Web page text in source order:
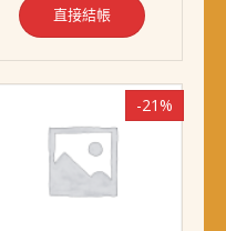
直接結帳
-21%